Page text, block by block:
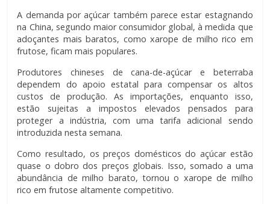
A demanda por açúcar também parece estar estagnando
na China, segundo maior consumidor global, à medida que
adoçantes mais baratos, como xarope de milho rico em
frutose, ficam mais populares.
Produtores chineses de cana-de-açúcar e beterraba
dependem do apoio estatal para compensar os altos
custos de produção. As importações, enquanto isso,
estão sujeitas a impostos elevados pensados para
proteger a indústria, com uma tarifa adicional sendo
introduzida nesta semana.
Como resultado, os preços domésticos do açúcar estão
quase o dobro dos preços globais. Isso, somado a uma
abundância de milho barato, tornou o xarope de milho
rico em frutose altamente competitivo.